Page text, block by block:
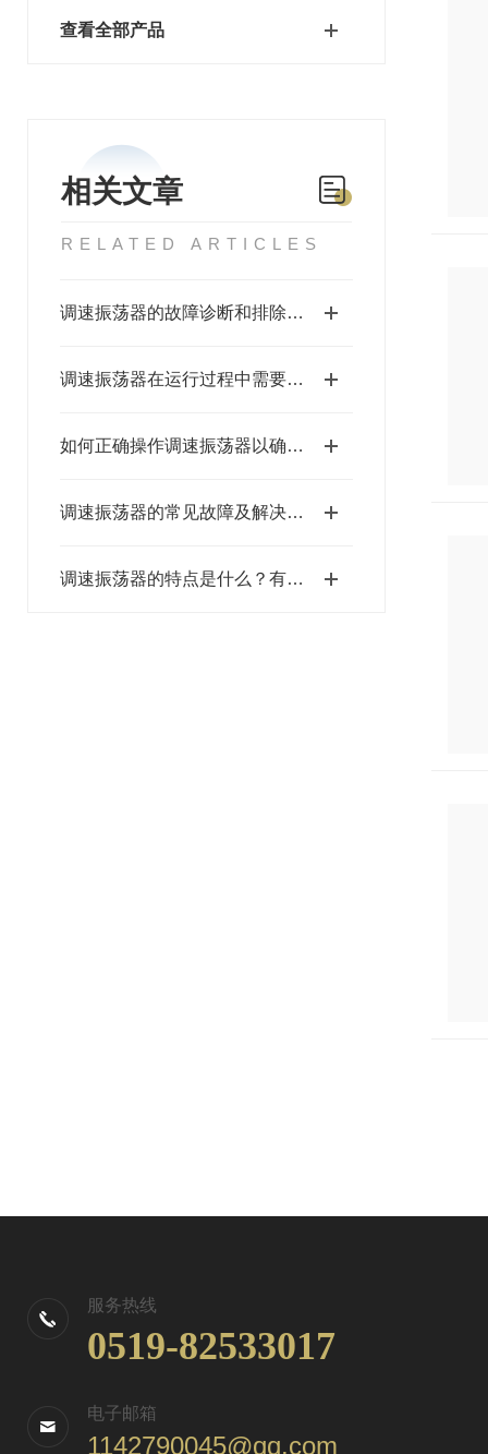
查看全部产品
相关文章
RELATED ARTICLES
调速振荡器的故障诊断和排除方法有哪些？
调速振荡器在运行过程中需要注意哪些安全事项？
如何正确操作调速振荡器以确保其长期稳定运行？
调速振荡器的常见故障及解决方法有哪些？
调速振荡器的特点是什么？有哪些应用范围？
服务热线
0519-82533017
电子邮箱
1142790045@qq.com